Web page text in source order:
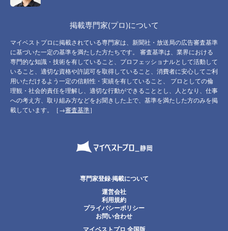
掲載専門家(プロ)について
マイベストプロに掲載されている専門家は、新聞社・放送局の広告審査基準
に基づいた一定の基準を満たした方たちです。 審査基準は、業界における
専門的な知識・技術を有していること、プロフェッショナルとして活動して
いること、適切な資格や許認可を取得していること、消費者に安心してご利
用いただけるよう一定の信頼性・実績を有していること、 プロとしての倫
理観・社会的責任を理解し、適切な行動ができることとし、人となり、仕事
への考え方、取り組み方などをお聞きした上で、基準を満たした方のみを掲
載しています。［→審査基準］
専門家登録·掲載について
運営会社
利用規約
プライバシーポリシー
お問い合わせ